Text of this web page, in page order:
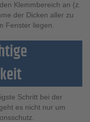
Klemmbereich an (z.
der Dicken aller zu
Fenster liegen.
Schritt bei der
es nicht nur um